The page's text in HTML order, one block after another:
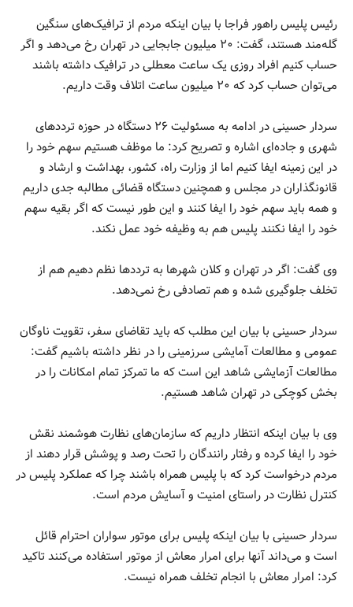
رئیس پلیس راهور فراجا با بیان اینکه مردم از ترافیک‌های سنگین
گله‌مند هستند، گفت: ۲۰ میلیون جابجایی در تهران رخ می‌دهد و اگر
حساب کنیم افراد روزی یک ساعت معطلی در ترافیک داشته باشند
می‌توان حساب کرد که ۲۰ میلیون ساعت اتلاف وقت داریم.
سردار حسینی در ادامه به مسئولیت ۲۶ دستگاه در حوزه ترددهای
شهری و جاده‌ای اشاره و تصریح کرد: ما موظف هستیم سهم خود را
در این زمینه ایفا کنیم اما از وزارت راه، کشور، بهداشت و ارشاد و
قانونگذاران در مجلس و همچنین دستگاه قضائی مطالبه جدی داریم
و همه باید سهم خود را ایفا کنند و این طور نیست که اگر بقیه سهم
خود را ایفا نکنند پلیس هم به وظیفه خود عمل نکند.
وی گفت: اگر در تهران و کلان شهرها به ترددها نظم دهیم هم از
تخلف جلوگیری شده و هم تصادفی رخ نمی‌دهد.
سردار حسینی با بیان این مطلب که باید تقاضای سفر، تقویت ناوگان
عمومی و مطالعات آمایشی سرزمینی را در نظر داشته باشیم گفت:
مطالعات آزمایشی شاهد این است که ما تمرکز تمام امکانات را در
بخش کوچکی در تهران شاهد هستیم.
وی با بیان اینکه انتظار داریم که سازمان‌های نظارت هوشمند نقش
خود را ایفا کرده و رفتار رانندگان را تحت رصد و پوشش قرار دهند از
مردم درخواست کرد که با پلیس همراه باشند چرا که عملکرد پلیس در
کنترل نظارت در راستای امنیت و آسایش مردم است.
سردار حسینی با بیان اینکه پلیس برای موتور سواران احترام قائل
است و می‌داند آنها برای امرار معاش از موتور استفاده می‌کنند تاکید
کرد: امرار معاش با انجام تخلف همراه نیست.